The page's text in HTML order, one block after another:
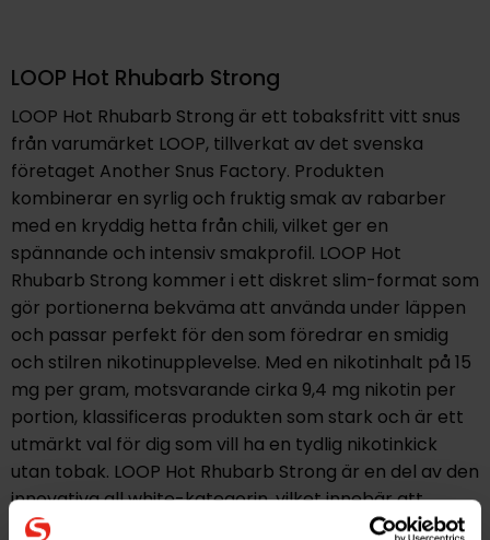
LOOP Hot Rhubarb Strong
LOOP Hot Rhubarb Strong är ett tobaksfritt vitt snus
från varumärket LOOP, tillverkat av det svenska
företaget Another Snus Factory. Produkten
kombinerar en syrlig och fruktig smak av rabarber
med en kryddig hetta från chili, vilket ger en
spännande och intensiv smakprofil. LOOP Hot
Rhubarb Strong kommer i ett diskret slim-format som
gör portionerna bekväma att använda under läppen
och passar perfekt för den som föredrar en smidig
och stilren nikotinupplevelse. Med en nikotinhalt på 15
mg per gram, motsvarande cirka 9,4 mg nikotin per
portion, klassificeras produkten som stark och är ett
utmärkt val för dig som vill ha en tydlig nikotinkick
utan tobak. LOOP Hot Rhubarb Strong är en del av den
innovativa all white-kategorin, vilket innebär att
produkten är helt fri från tobak men fortfarande